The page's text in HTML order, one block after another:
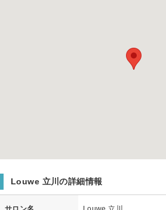
Louwe 立川の詳細情報